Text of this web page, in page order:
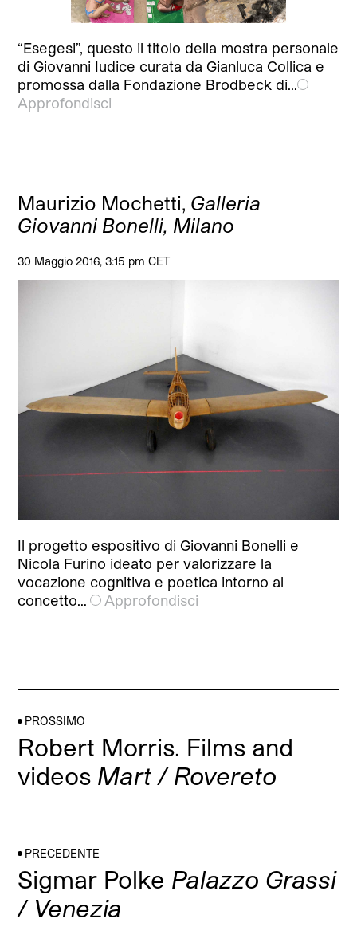
“Esegesi”, questo il titolo della mostra personale
di Giovanni Iudice curata da Gianluca Collica e
promossa dalla Fondazione Brodbeck di…
Approfondisci
Maurizio Mochetti, Galleria
Giovanni Bonelli, Milano
30 Maggio 2016, 3:15 pm CET
Il progetto espositivo di Giovanni Bonelli e
Nicola Furino ideato per valorizzare la
vocazione cognitiva e poetica intorno al
concetto…
Approfondisci
PROSSIMO
Robert Morris. Films and
videos Mart / Rovereto
PRECEDENTE
Sigmar Polke Palazzo Grassi
/ Venezia